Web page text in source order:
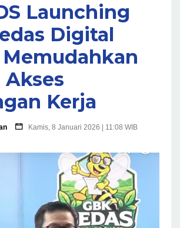
Launching
Digital
Akses
Kerja
Kamis, 8 Januari 2026 | 11:08 WIB